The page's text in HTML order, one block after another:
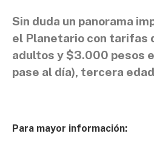
Sin duda un panorama
el Planetario con tarifas
adultos y $3.000 pesos
pase al día), tercera
Para mayor información: